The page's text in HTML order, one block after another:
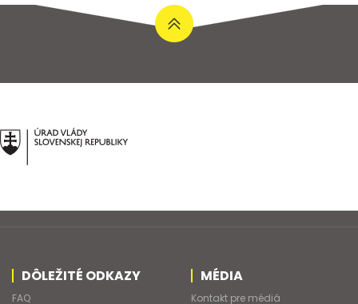
DÔLEŽITÉ ODKAZY
FAQ
MÉDIA
Kontakt pre médiá